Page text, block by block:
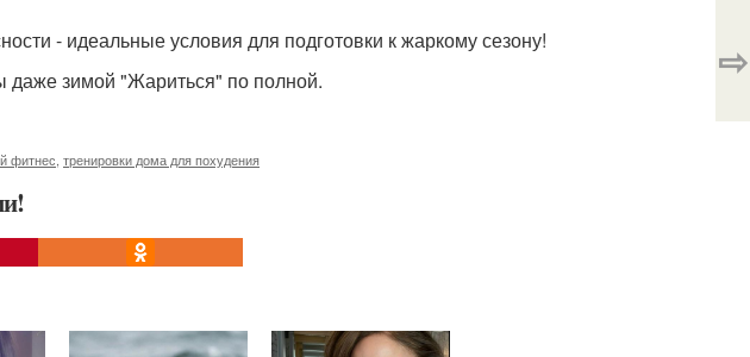
- идеальные условия для подготовки к жаркому сезону!
даже зимой "Жариться" по полной.
фитнес тренировки дома для похудения
⇨